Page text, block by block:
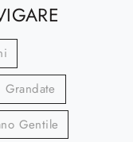
Grandate
Gentile